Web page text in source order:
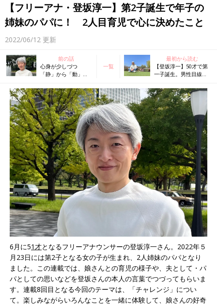
【フリーアナ・登坂淳一】第2子誕生で年子の
姉妹のパパに！ 2人目育児で心に決めたこと
2022/06/12 更新
前の話
心身が少しづつ
「静」から「動」へ
成長に喜び【フリー
アナ・登坂淳一】
一覧
最初から読む
【登坂淳一】50才で第
一子誕生。男性目線か
さとは…
6月に51才となるフリーアナウンサーの登坂淳一さん。2022年５
月23日には第2子となる女の子が生まれ、2人姉妹のパパとなり
ました。この連載では、娘さんとの育児の様子や、夫として・パ
パとしての思いなどを登坂さんの本人の言葉でつづってもらいま
す。連載8回目となる今回のテーマは、「チャレンジ」につい
て。楽しみながらいろんなことを一緒に体験して、娘さんの好奇